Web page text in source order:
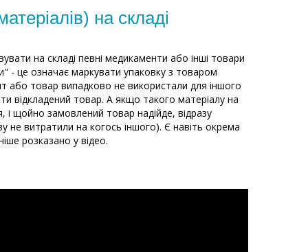
на складі
на складі певні медикаменти або інші товари
- це означає маркувати упаковку з товаром
або товар випадково не використали для іншого
відкладений товар. А якщо такого матеріалу на
і щойно замовлений товар надійде, відразу
не витратили на когось іншого). Є навіть окрема
розказано у відео.